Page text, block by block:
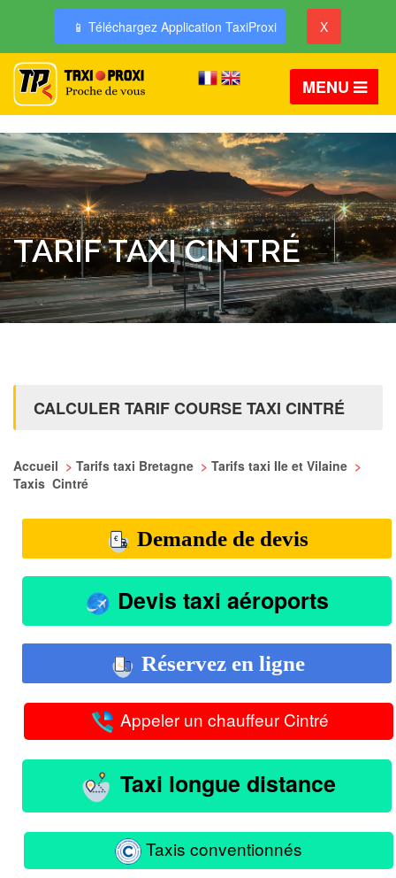
📱 Téléchargez Application TaxiProxi X
MENU
TARIF TAXI CINTRÉ
CALCULER TARIF COURSE TAXI CINTRÉ
Accueil > Tarifs taxi Bretagne > Tarifs taxi Ile et Vilaine >
Taxis Cintré
Demande de devis
Devis taxi aéroports
Réservez en ligne
Appeler un chauffeur Cintré
Taxi longue distance
Taxis conventionnés